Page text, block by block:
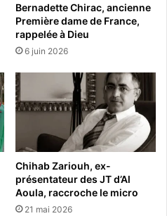
Bernadette Chirac, ancienne
Première dame de France,
rappelée à Dieu
6 juin 2026
Chihab Zariouh, ex-
présentateur des JT d’Al
Aoula, raccroche le micro
21 mai 2026